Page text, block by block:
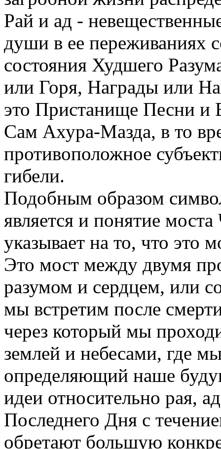
Рай и ад -
души в ее переживаниях
состояния Худшего
или Горя, Награды или
это Пристанище Песни и
Сам Ахура-Мазда, в то
противоположное
гибели.
Подобным образом
является и понятие
указывает на то, что это
Это мост между двумя
разумом и сердцем, или
мы встретим после
через который мы
землей и небесами, где
определяющий наше
идеи относительно рая,
Последнего Дня с
обретают большую